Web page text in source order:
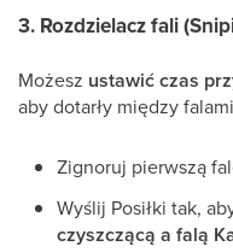
3. Rozdzielacz fali
Możesz ustawić czas
aby dotarły między
Zignoruj pierwszą
Wyślij Posiłki tak,
czyszczącą a falą